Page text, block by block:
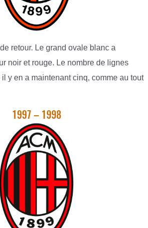
retour. Le grand ovale blanc a
noir et rouge. Le nombre de lignes
y en a maintenant cinq, comme au tout
1997 – 1998